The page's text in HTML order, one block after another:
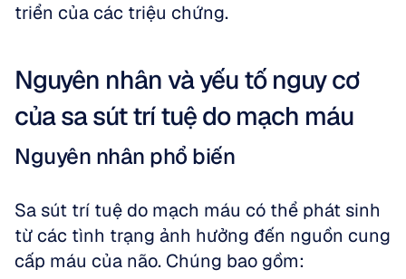
triển của các triệu chứng.
Nguyên nhân và yếu tố nguy cơ
của sa sút trí tuệ do mạch máu
Nguyên nhân phổ biến
Sa sút trí tuệ do mạch máu có thể phát sinh
từ các tình trạng ảnh hưởng đến nguồn cung
cấp máu của não. Chúng bao gồm: